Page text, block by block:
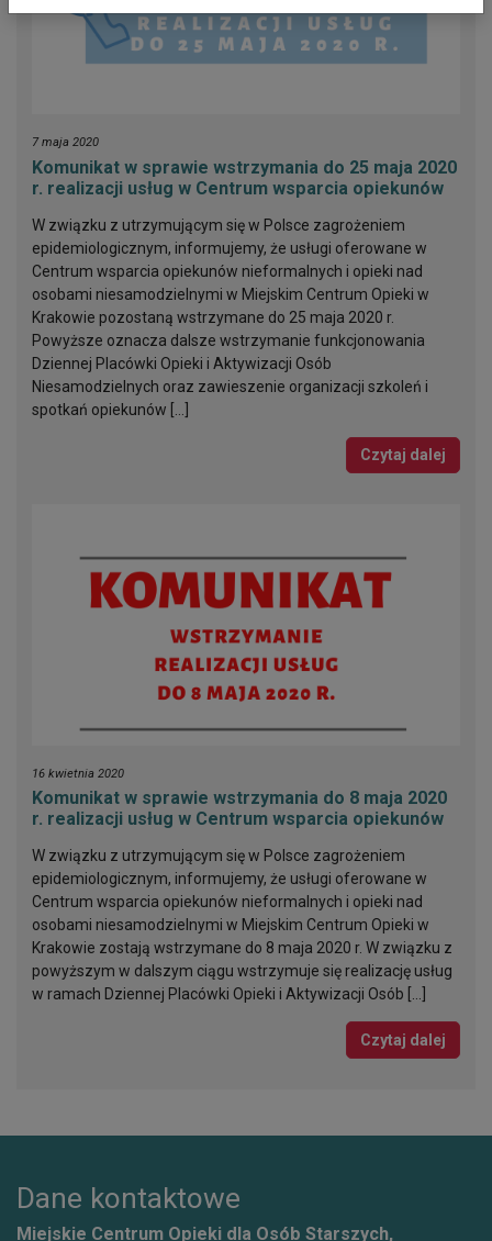
7 maja 2020
Komunikat w sprawie wstrzymania do 25 maja 2020
r. realizacji usług w Centrum wsparcia opiekunów
W związku z utrzymującym się w Polsce zagrożeniem
epidemiologicznym, informujemy, że usługi oferowane w
Centrum wsparcia opiekunów nieformalnych i opieki nad
osobami niesamodzielnymi w Miejskim Centrum Opieki w
Krakowie pozostaną wstrzymane do 25 maja 2020 r.
Powyższe oznacza dalsze wstrzymanie funkcjonowania
Dziennej Placówki Opieki i Aktywizacji Osób
Niesamodzielnych oraz zawieszenie organizacji szkoleń i
spotkań opiekunów […]
Czytaj dalej
16 kwietnia 2020
Komunikat w sprawie wstrzymania do 8 maja 2020
r. realizacji usług w Centrum wsparcia opiekunów
W związku z utrzymującym się w Polsce zagrożeniem
epidemiologicznym, informujemy, że usługi oferowane w
Centrum wsparcia opiekunów nieformalnych i opieki nad
osobami niesamodzielnymi w Miejskim Centrum Opieki w
Krakowie zostają wstrzymane do 8 maja 2020 r. W związku z
powyższym w dalszym ciągu wstrzymuje się realizację usług
w ramach Dziennej Placówki Opieki i Aktywizacji Osób […]
Czytaj dalej
Dane kontaktowe
Miejskie Centrum Opieki dla Osób Starszych,